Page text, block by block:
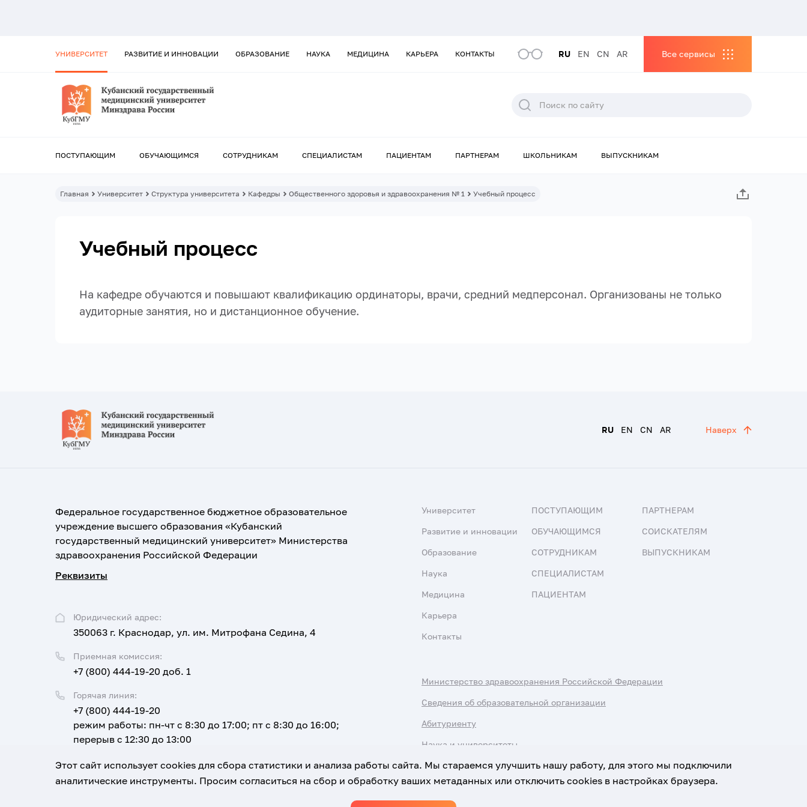
УНИВЕРСИТЕТ РАЗВИТИЕ И ИННОВАЦИИ ОБРАЗОВАНИЕ НАУКА МЕДИЦИНА КАРЬЕРА КОНТАКТЫ RU EN CN AR Все сервисы
ПОСТУПАЮЩИМ ОБУЧАЮЩИМСЯ СОТРУДНИКАМ СПЕЦИАЛИСТАМ ПАЦИЕНТАМ ПАРТНЕРАМ ШКОЛЬНИКАМ ВЫПУСКНИКАМ
Главная Университет Структура университета Кафедры Общественного здоровья и здравоохранения № 1 Учебный процесс
Учебный процесс
На кафедре обучаются и повышают квалификацию ординаторы, врачи, средний медперсонал. Организованы не только
аудиторные занятия, но и дистанционное обучение.
RU EN CN AR Наверх
Федеральное государственное бюджетное образовательное
учреждение высшего образования «Кубанский
государственный медицинский университет» Министерства
здравоохранения Российской Федерации
Реквизиты
Юридический адрес:
350063 г. Краснодар, ул. им. Митрофана Седина, 4
Приемная комиссия:
+7 (800) 444-19-20 доб. 1
Горячая линия:
+7 (800) 444-19-20
режим работы: пн-чт с 8:30 до 17:00; пт с 8:30 до 16:00;
перерыв с 12:30 до 13:00
Email:
corpus@ksma.ru
Университет
Развитие и инновации
Образование
Наука
Медицина
Карьера
Контакты
ПОСТУПАЮЩИМ
ОБУЧАЮЩИМСЯ
СОТРУДНИКАМ
СПЕЦИАЛИСТАМ
ПАЦИЕНТАМ
ПАРТНЕРАМ
СОИСКАТЕЛЯМ
ВЫПУСКНИКАМ
Министерство здравоохранения Российской Федерации
Сведения об образовательной организации
Абитуриенту
Наука и университеты
Этот сайт использует cookies для сбора статистики и анализа работы сайта. Мы стараемся улучшить нашу работу, для этого мы подключили
аналитические инструменты. Просим согласиться на сбор и обработку ваших метаданных или отключить cookies в настройках браузера.